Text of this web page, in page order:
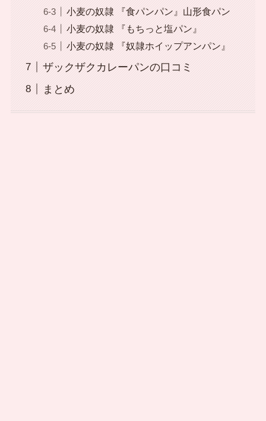
小麦の奴隷 『食パンパン』山形食パン
小麦の奴隷 『もちっと塩パン』
小麦の奴隷 『奴隷ホイップアンパン』
ザックザクカレーパンの口コミ
まとめ